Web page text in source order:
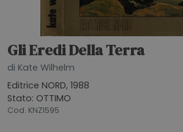
Gli Eredi Della Terra
di Kate Wilhelm
Editrice NORD, 1988
Stato: OTTIMO
Cod. KNZ1595